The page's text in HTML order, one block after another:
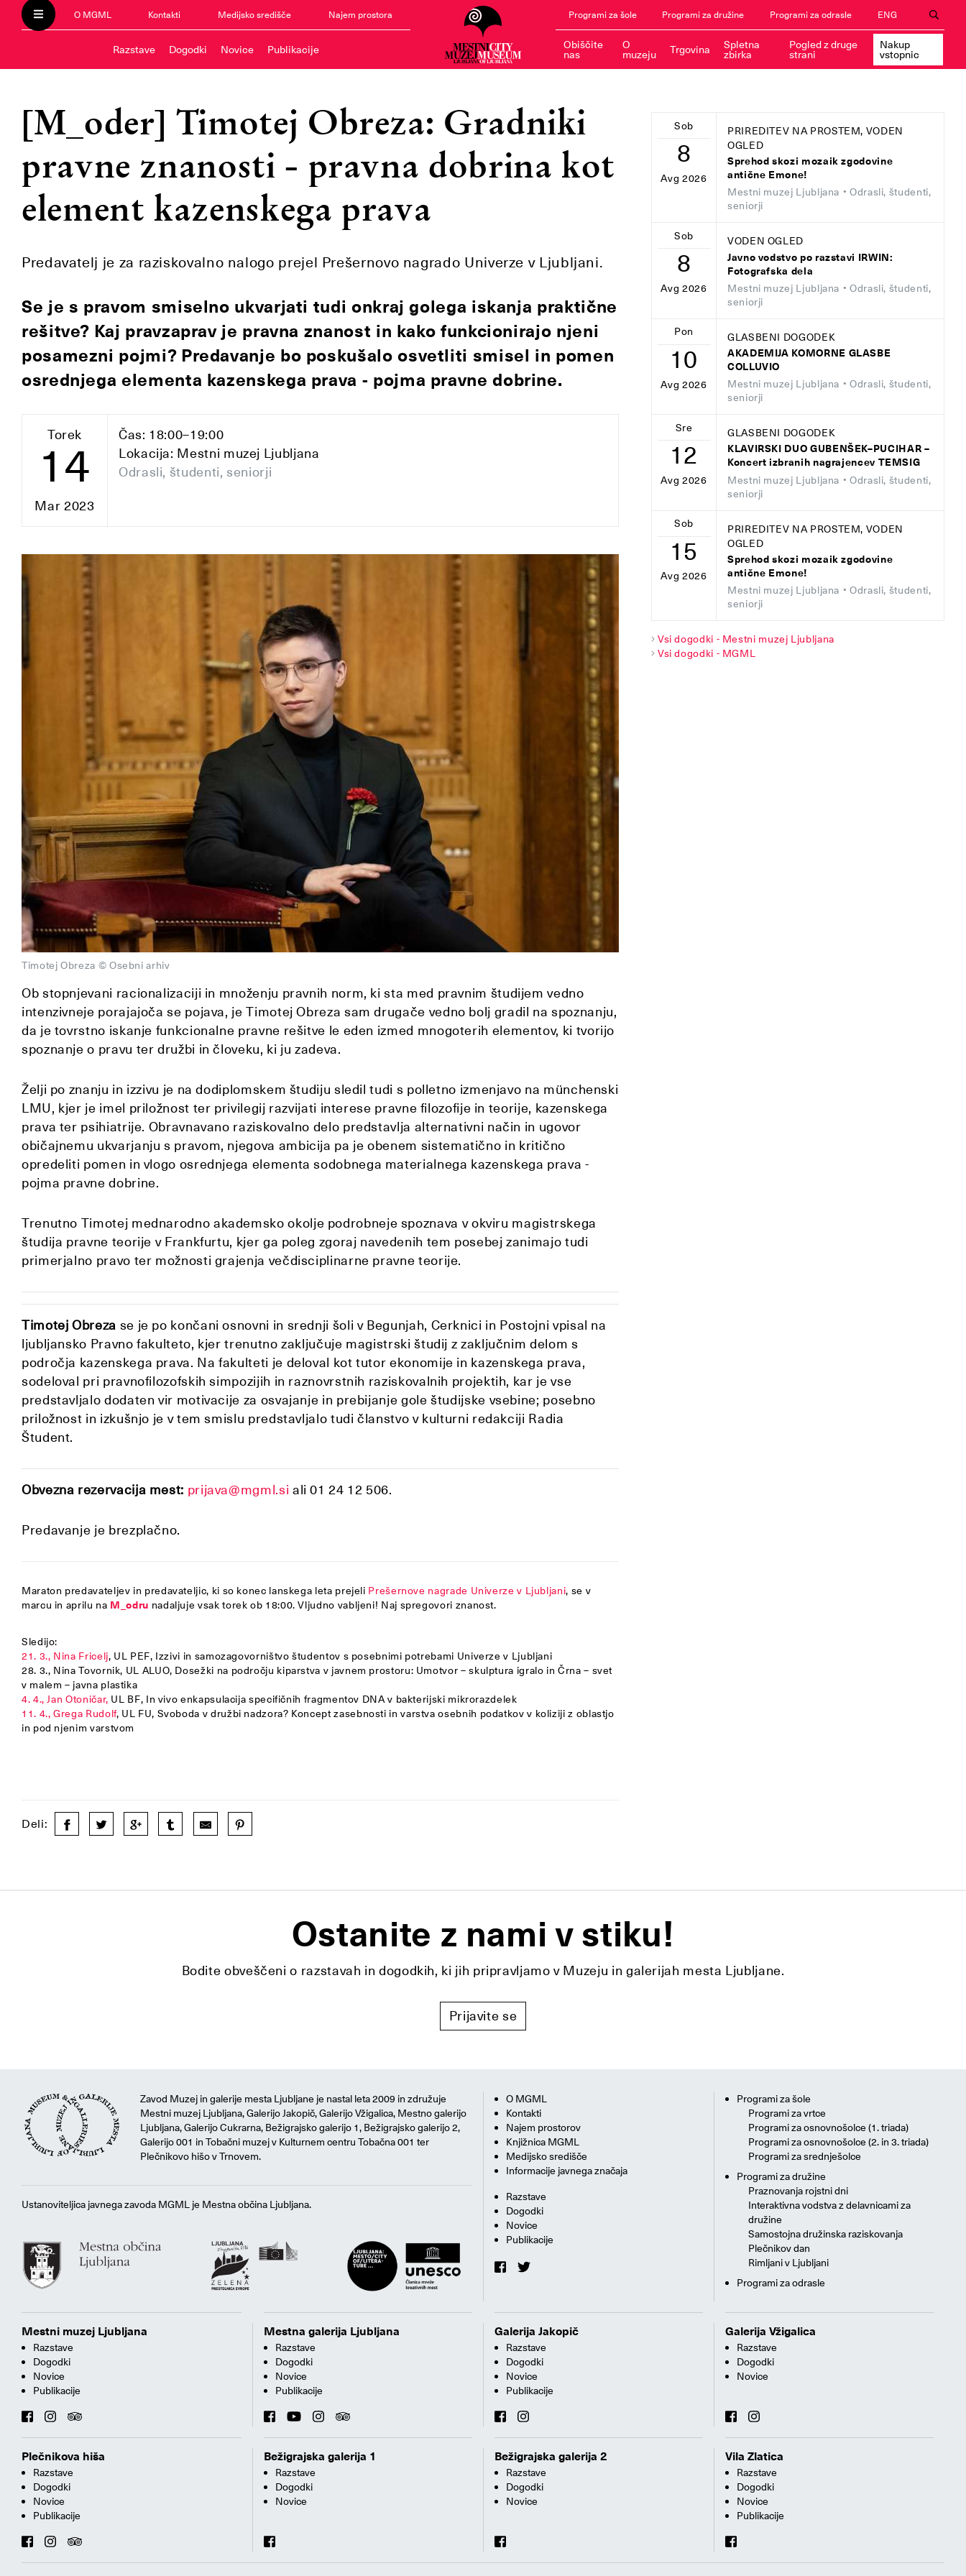
O MGML Kontakti Medijsko središče Najem prostora
Razstave Dogodki Novice Publikacije
Programi za šole Programi za družine Programi za odrasle ENG
Obiščite
nas
O
muzeju Trgovina Spletna
zbirka
Pogled z druge
strani
Nakup
vstopnic
[M_oder] Timotej Obreza: Gradniki
pravne znanosti - pravna dobrina kot
element kazenskega prava
Predavatelj je za raziskovalno nalogo prejel Prešernovo nagrado Univerze v Ljubljani.
Se je s pravom smiselno ukvarjati tudi onkraj golega iskanja praktične
rešitve? Kaj pravzaprav je pravna znanost in kako funkcionirajo njeni
posamezni pojmi? Predavanje bo poskušalo osvetliti smisel in pomen
osrednjega elementa kazenskega prava - pojma pravne dobrine.
Torek
14
Mar 2023
Čas: 18:00–19:00
Lokacija: Mestni muzej Ljubljana
Odrasli, študenti, seniorji
Timotej Obreza © Osebni arhiv
Ob stopnjevani racionalizaciji in množenju pravnih norm, ki sta med pravnim študijem vedno
intenzivneje porajajoča se pojava, je Timotej Obreza sam drugače vedno bolj gradil na spoznanju,
da je tovrstno iskanje funkcionalne pravne rešitve le eden izmed mnogoterih elementov, ki tvorijo
spoznanje o pravu ter družbi in človeku, ki ju zadeva.
Želji po znanju in izzivu je na dodiplomskem študiju sledil tudi s polletno izmenjavo na münchenski
LMU, kjer je imel priložnost ter privilegij razvijati interese pravne filozofije in teorije, kazenskega
prava ter psihiatrije. Obravnavano raziskovalno delo predstavlja alternativni način in ugovor
običajnemu ukvarjanju s pravom, njegova ambicija pa je obenem sistematično in kritično
opredeliti pomen in vlogo osrednjega elementa sodobnega materialnega kazenskega prava -
pojma pravne dobrine.
Trenutno Timotej mednarodno akademsko okolje podrobneje spoznava v okviru magistrskega
študija pravne teorije v Frankfurtu, kjer ga poleg zgoraj navedenih tem posebej zanimajo tudi
primerjalno pravo ter možnosti grajenja večdisciplinarne pravne teorije.
Timotej Obreza se je po končani osnovni in srednji šoli v Begunjah, Cerknici in Postojni vpisal na
ljubljansko Pravno fakulteto, kjer trenutno zaključuje magistrski študij z zaključnim delom s
področja kazenskega prava. Na fakulteti je deloval kot tutor ekonomije in kazenskega prava,
sodeloval pri pravnofilozofskih simpozijih in raznovrstnih raziskovalnih projektih, kar je vse
predstavljalo dodaten vir motivacije za osvajanje in prebijanje gole študijske vsebine; posebno
priložnost in izkušnjo je v tem smislu predstavljalo tudi članstvo v kulturni redakciji Radia
Študent.
Obvezna rezervacija mest: prijava@mgml.si ali 01 24 12 506.
Predavanje je brezplačno.
Maraton predavateljev in predavateljic, ki so konec lanskega leta prejeli Prešernove nagrade Univerze v Ljubljani, se v
marcu in aprilu na M_odru nadaljuje vsak torek ob 18:00. Vljudno vabljeni! Naj spregovori znanost.
Sledijo:
21. 3., Nina Fricelj, UL PEF, Izzivi in samozagovorništvo študentov s posebnimi potrebami Univerze v Ljubljani
28. 3., Nina Tovornik, UL ALUO, Dosežki na področju kiparstva v javnem prostoru: Umotvor – skulptura igralo in Črna – svet
v malem – javna plastika
4. 4., Jan Otoničar, UL BF, In vivo enkapsulacija specifičnih fragmentov DNA v bakterijski mikrorazdelek
11. 4., Grega Rudolf, UL FU, Svoboda v družbi nadzora? Koncept zasebnosti in varstva osebnih podatkov v koliziji z oblastjo
in pod njenim varstvom
Deli:
Sob
8
Avg 2026
PRIREDITEV NA PROSTEM, VODEN
OGLED
Sprehod skozi mozaik zgodovine
antične Emone!
Mestni muzej Ljubljana • Odrasli, študenti,
seniorji
Sob
8
Avg 2026
VODEN OGLED
Javno vodstvo po razstavi IRWIN:
Fotografska dela
Mestni muzej Ljubljana • Odrasli, študenti,
seniorji
Pon
10
Avg 2026
GLASBENI DOGODEK
AKADEMIJA KOMORNE GLASBE
COLLUVIO
Mestni muzej Ljubljana • Odrasli, študenti,
seniorji
Sre
12
Avg 2026
GLASBENI DOGODEK
KLAVIRSKI DUO GUBENŠEK–PUCIHAR –
Koncert izbranih nagrajencev TEMSIG
Mestni muzej Ljubljana • Odrasli, študenti,
seniorji
Sob
15
Avg 2026
PRIREDITEV NA PROSTEM, VODEN
OGLED
Sprehod skozi mozaik zgodovine
antične Emone!
Mestni muzej Ljubljana • Odrasli, študenti,
seniorji
Vsi dogodki - Mestni muzej Ljubljana
Vsi dogodki - MGML
Ostanite z nami v stiku!
Bodite obveščeni o razstavah in dogodkih, ki jih pripravljamo v Muzeju in galerijah mesta Ljubljane.
Prijavite se
Zavod Muzej in galerije mesta Ljubljane je nastal leta 2009 in združuje
Mestni muzej Ljubljana, Galerijo Jakopič, Galerijo Vžigalica, Mestno galerijo
Ljubljana, Galerijo Cukrarna, Bežigrajsko galerijo 1, Bežigrajsko galerijo 2,
Galerijo 001 in Tobačni muzej v Kulturnem centru Tobačna 001 ter
Plečnikovo hišo v Trnovem.
Ustanoviteljica javnega zavoda MGML je Mestna občina Ljubljana.
O MGML
Kontakti
Najem prostorov
Knjižnica MGML
Medijsko središče
Informacije javnega značaja
Razstave
Dogodki
Novice
Publikacije
Programi za šole
Programi za vrtce
Programi za osnovnošolce (1. triada)
Programi za osnovnošolce (2. in 3. triada)
Programi za srednješolce
Programi za družine
Praznovanja rojstni dni
Interaktivna vodstva z delavnicami za
družine
Samostojna družinska raziskovanja
Plečnikov dan
Rimljani v Ljubljani
Programi za odrasle
Mestni muzej Ljubljana
Razstave
Dogodki
Novice
Publikacije
Mestna galerija Ljubljana
Razstave
Dogodki
Novice
Publikacije
Galerija Jakopič
Razstave
Dogodki
Novice
Publikacije
Galerija Vžigalica
Razstave
Dogodki
Novice
Plečnikova hiša
Razstave
Dogodki
Novice
Publikacije
Bežigrajska galerija 1
Razstave
Dogodki
Novice
Bežigrajska galerija 2
Razstave
Dogodki
Novice
Vila Zlatica
Razstave
Dogodki
Novice
Publikacije